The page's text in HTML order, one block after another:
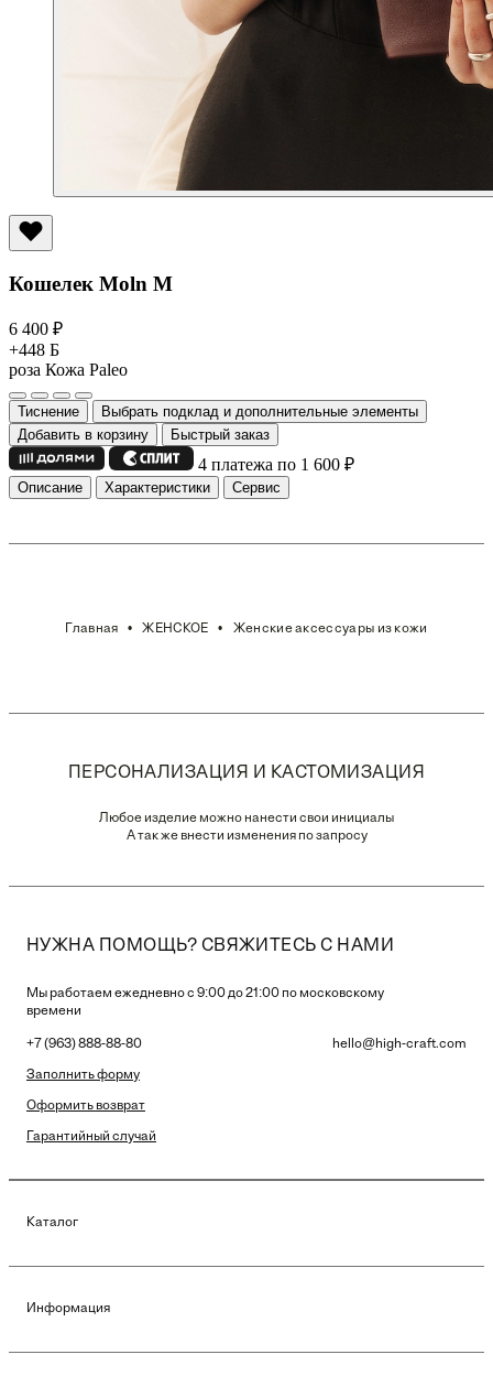
Кошелек Moln M
6 400 ₽
+448 Б
роза Кожа Paleo
Тиснение
Выбрать подклад и дополнительные элементы
Добавить в корзину
Быстрый заказ
4 платежа по 1 600 ₽
Описание Характеристики Сервис
Главная ЖЕНСКОЕ Женские аксессуары из кожи
ПЕРСОНАЛИЗАЦИЯ И КАСТОМИЗАЦИЯ
Любое изделие можно нанести свои инициалы
А так же внести изменения по запросу
НУЖНА ПОМОЩЬ? СВЯЖИТЕСЬ С НАМИ
Мы работаем ежедневно с 9:00 до 21:00 по московскому
времени
+7 (963) 888-88-80 hello@high-craft.com
Заполнить форму
Оформить возврат
Гарантийный случай
Каталог
Информация